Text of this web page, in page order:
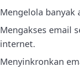
Mengelola banyak
Mengakses email
internet.
Menyinkronkan